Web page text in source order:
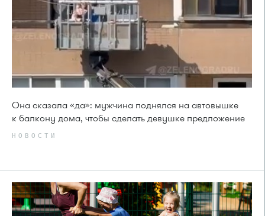
Она сказала «да»: мужчина поднялся на автовышке
к балкону дома, чтобы сделать девушке предложение
НОВОСТИ